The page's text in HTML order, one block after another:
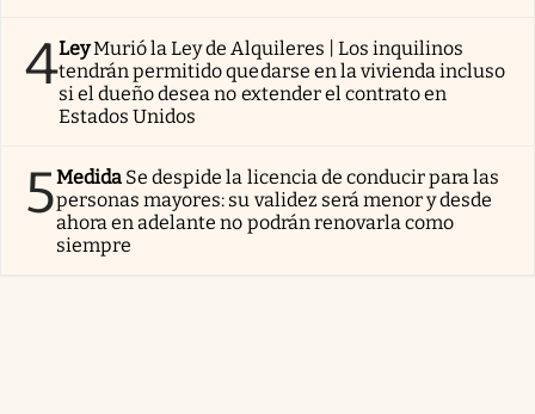
4LeyMurió la Ley de Alquileres | Los inquilinos
tendrán permitido quedarse en la vivienda incluso
si el dueño desea no extender el contrato en
Estados Unidos
5Medida Se despide la licencia de conducir para las
personas mayores: su validez será menor y desde
ahora en adelante no podrán renovarla como
siempre